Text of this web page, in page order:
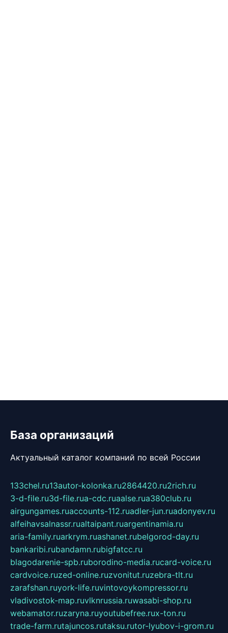
База организаций
Актуальный каталог компаний по всей России
133chel.ru13autor-kolonka.ru2864420.ru2rich.ru
3-d-file.ru3d-file.rua-cdc.ruaalse.rua380club.ru
airgungames.ruaccounts-112.ruadler-jun.ruadonyev.ru
alfeihavsalnassr.rualtaipant.ruargentinamia.ru
aria-family.ruarkrym.ruashanet.rubelgorod-day.ru
bankaribi.rubandamn.rubigfatcc.ru
blagodarenie-spb.ruborodino-media.rucard-voice.ru
cardvoice.ruzed-online.ruzvonitut.ruzebra-tlt.ru
zarafshan.ruyork-life.ruvintovoykompressor.ru
vladivostok-map.ruvlknrussia.ruwasabi-shop.ru
webamator.ruzaryna.ruyoutubefree.rux-ton.ru
trade-farm.rutajuncos.rutaksu.rutor-lyubov-i-grom.ru